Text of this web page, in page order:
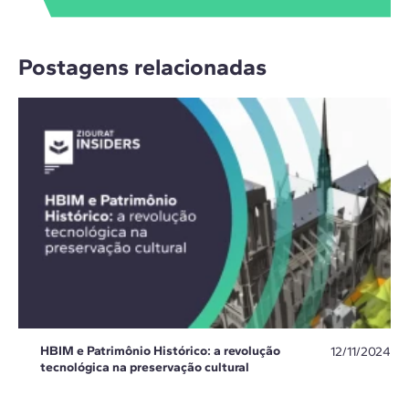
Postagens relacionadas
HBIM e Patrimônio Histórico: a revolução
tecnológica na preservação cultural
12/11/2024